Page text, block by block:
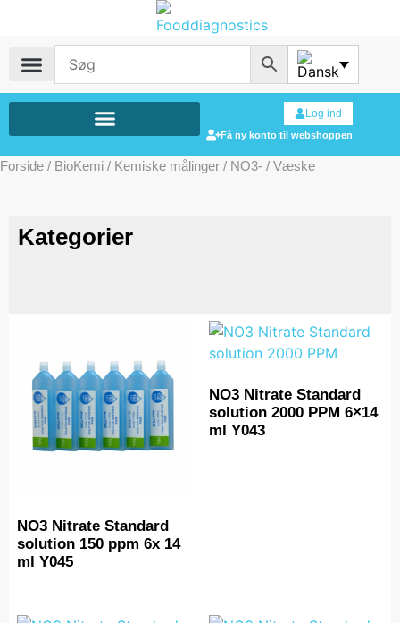
Log ind
Få ny konto til webshoppen
Forside / BioKemi / Kemiske målinger / NO3- / Væske
Kategorier
NO3 Nitrate Standard
solution 150 ppm 6x 14
ml Y045
NO3 Nitrate Standard
solution 2000 PPM 6×14
ml Y043